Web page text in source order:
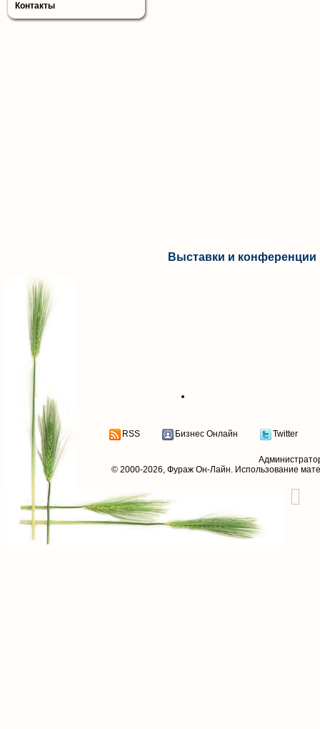
Контакты
Выставки и конференции
RSS Бизнес Онлайн Twitter
© 2000-2026, Фураж Он-Лайн. Использование